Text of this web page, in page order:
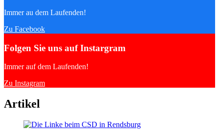
Immer au dem Laufenden!
Zu Facebook
Folgen Sie uns auf Instargram
Immer auf dem Laufenden!
Zu Instagram
Artikel